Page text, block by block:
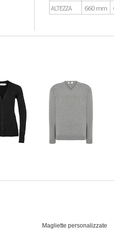
Magliette personalizzate